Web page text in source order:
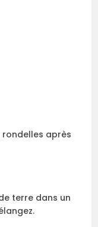
rondelles après
terre dans un